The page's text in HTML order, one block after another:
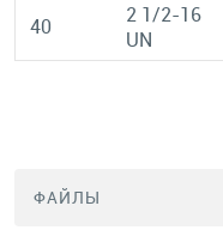
40
2 1/2-16
UN
ФАЙЛЫ